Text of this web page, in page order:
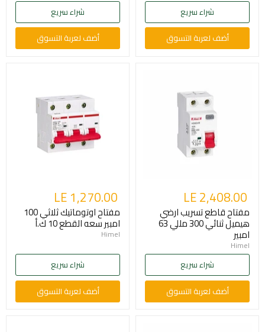
شراء سريع
أضف لعربة التسوق
شراء سريع
أضف لعربة التسوق
LE 2,408.00
مفتاح قاطع تسريب ارضي
هيميل ثنائي 300 مللي 63
امبير
Himel
شراء سريع
أضف لعربة التسوق
LE 1,270.00
مفتاح اوتوماتيك ثلاثي 100
امبير سعه القطع 10 ك.أ
Himel
شراء سريع
أضف لعربة التسوق